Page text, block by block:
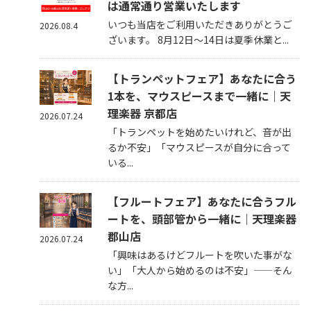
は通常通り営業いたします
いつも当店をご利用いただきありがとうご
ざいます。 8月12日～14日は夏季休業と...
2026.08.4
【トランペットフェア】あなたに合う
1本を、マウスピースまで一緒に｜天
理楽器 京都店
「トランペットを始めたいけれど、音が出
るか不安」「マウスピースが自分に合って
いる...
2026.07.24
【フルートフェア】あなたに合うフル
ートを、頭部管から一緒に｜天理楽器
郡山店
「興味はあるけどフルートを吹いた事がな
い」「大人から始めるのは不安」——そん
な方...
2026.07.24